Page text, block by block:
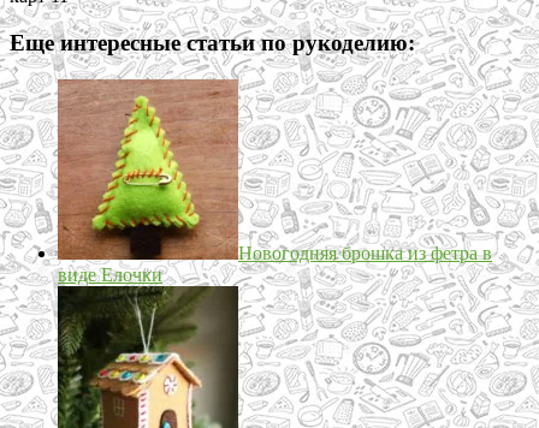
Еще интересные статьи по рукоделию:
Новогодняя брошка из фетра в
виде Елочки